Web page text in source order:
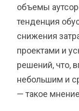
объемы
тенденция
снижения
проектами и
решений, что,
небольшим и
— такое